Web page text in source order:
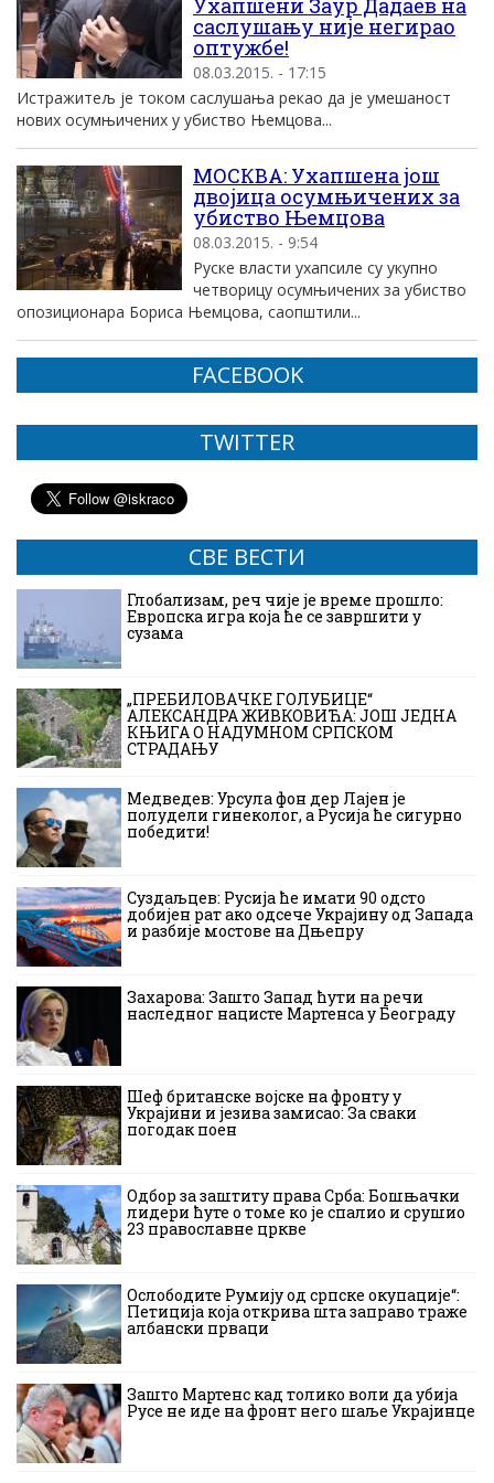
Ухапшени Заур Дадаев на
саслушању није негирао
оптужбе!
08.03.2015. - 17:15
Истражитељ је током саслушања рекао да је умешаност
нових осумњичених у убиство Њемцова...
МОСКВА: Ухапшена још
двојица осумњичених за
убиство Њемцова
08.03.2015. - 9:54
Руске власти ухапсиле су укупно
четворицу осумњичених за убиство
опозиционара Бориса Њемцова, саопштили...
FACEBOOK
TWITTER
СВЕ ВЕСТИ
Глобализам, реч чије је време прошло:
Европска игра која ће се завршити у
сузама
„ПРЕБИЛОВАЧКЕ ГОЛУБИЦЕ“
АЛЕКСАНДРА ЖИВКОВИЋА: ЈОШ ЈЕДНА
КЊИГА О НАДУМНОМ СРПСКОМ
СТРАДАЊУ
Медведев: Урсула фон дер Лајен је
полудели гинеколог, а Русија ће сигурно
победити!
Суздаљцев: Русија ће имати 90 одсто
добијен рат ако одсече Украјину од Запада
и разбије мостове на Дњепру
Захарова: Зашто Запад ћути на речи
наследног нацисте Мартенса у Београду
Шеф британске војске на фронту у
Украјини и језива замисао: За сваки
погодак поен
Одбор за заштиту права Срба: Бошњачки
лидери ћуте о томе ко је спалио и срушио
23 православне цркве
Ослободите Румију од српске окупације“:
Петиција која открива шта заправо траже
албански прваци
Зашто Мартенс кад толико воли да убија
Русе не иде на фронт него шаље Украјинце